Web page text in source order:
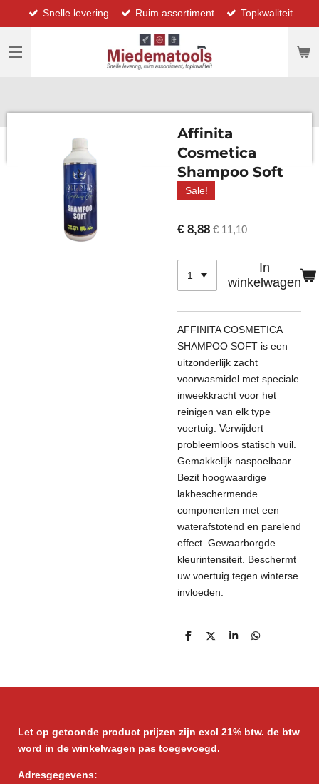
direct
naar
hoofdinhoud
Snelle levering Ruim assortiment Topkwaliteit
Affinita
Cosmetica
Shampoo Soft
Sale!
€ 8,88 € 11,10
In
winkelwagen
AFFINITA COSMETICA
SHAMPOO SOFT is een
uitzonderlijk zacht
voorwasmidel met speciale
inweekkracht voor het
reinigen van elk type
voertuig. Verwijdert
probleemloos statisch vuil.
Gemakkelijk naspoelbaar.
Bezit hoogwaardige
lakbeschermende
componenten met een
waterafstotend en parelend
effect. Gewaarborgde
kleurintensiteit. Beschermt
uw voertuig tegen winterse
invloeden.
D
D
S
D
Let op getoonde product prijzen zijn excl 21% btw. de btw
word in de winkelwagen pas toegevoegd.
Adresgegevens: